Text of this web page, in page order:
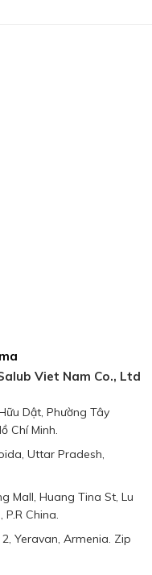
Viet Nam Co., Ltd
Dật, Phường Tây
Chí Minh.
Uttar Pradesh,
Mall, Huang Tina St, Lu
P.R China.
Yeravan, Armenia. Zip